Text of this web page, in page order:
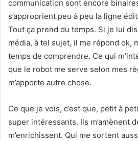
communication sont encore
s’approprient peu à peu la ligne
Tout ça prend du temps. Si je lui
média, à tel sujet, il me répond ok,
temps de comprendre. Ce qui
que le robot me serve selon mes
m’apporte autre chose.
Ce que je vois, c’est que, petit à
super intéressants. Ils m’amènent
m’enrichissent. Qui me sortent